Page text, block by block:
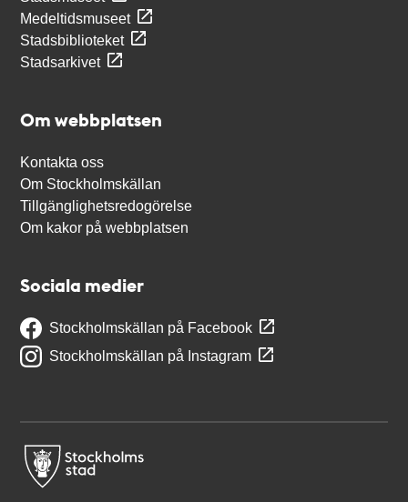
Medeltidsmuseet
Stadsbiblioteket
Stadsarkivet
Om webbplatsen
Kontakta oss
Om Stockholmskällan
Tillgänglighetsredogörelse
Om kakor på webbplatsen
Sociala medier
Stockholmskällan på Facebook
Stockholmskällan på Instagram